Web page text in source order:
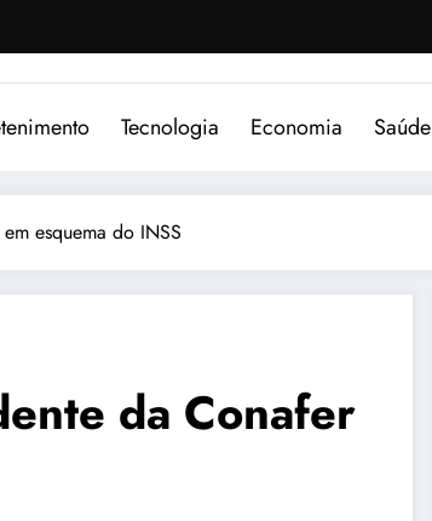
Tecnologia Economia Saúde
esquema do INSS
da Conafer